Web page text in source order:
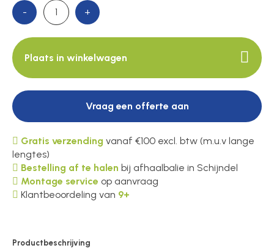
Contact
- +
Plaats in winkelwagen
Vraag een offerte aan
Gratis verzending vanaf €100 excl. btw (m.u.v lange
lengtes)
Bestelling af te halen bij afhaalbalie in Schijndel
Montage service op aanvraag
Klantbeoordeling van 9+
Productbeschrijving